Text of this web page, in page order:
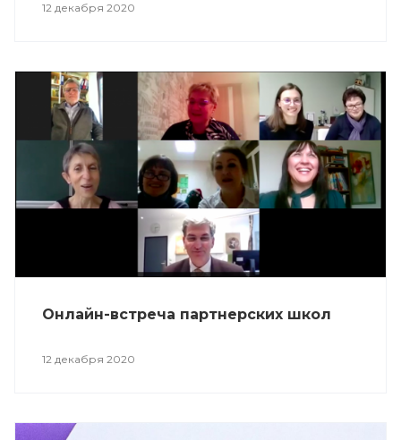
12 декабря 2020
Онлайн-встреча партнерских школ
12 декабря 2020